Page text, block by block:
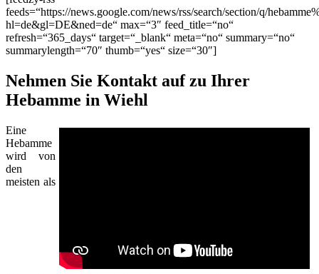
feeds=“https://news.google.com/news/rss/search/section/q/
hl=de&gl=DE&ned=de“ max=“3″ feed_title=“no“
refresh=“365_days“ target=“_blank“ meta=“no“ summary=“no“
summarylength=“70″ thumb=“yes“ size=“30″]
Nehmen Sie Kontakt auf zu Ihrer
Hebamme in Wiehl
Eine
Hebamme
wird von
den
meisten als